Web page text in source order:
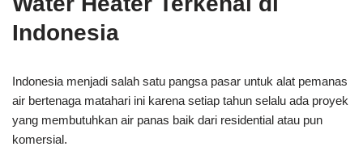
Indonesia
Indonesia menjadi salah satu pangsa pasar untuk alat pemanas
air bertenaga matahari ini karena setiap tahun selalu ada proyek
yang membutuhkan air panas baik dari residential atau pun
komersial.